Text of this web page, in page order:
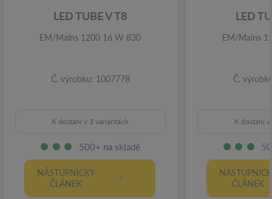
LED TUBE V T8
EM/Mains 1200 16 W 830
Č. výrobku: 1007778
K dostání v 3 variantách
500+ na skladě
NÁSTUPNICKÝ
ČLÁNEK
LED
EM/Mains
Č.
K dostání
ČLÁNEK